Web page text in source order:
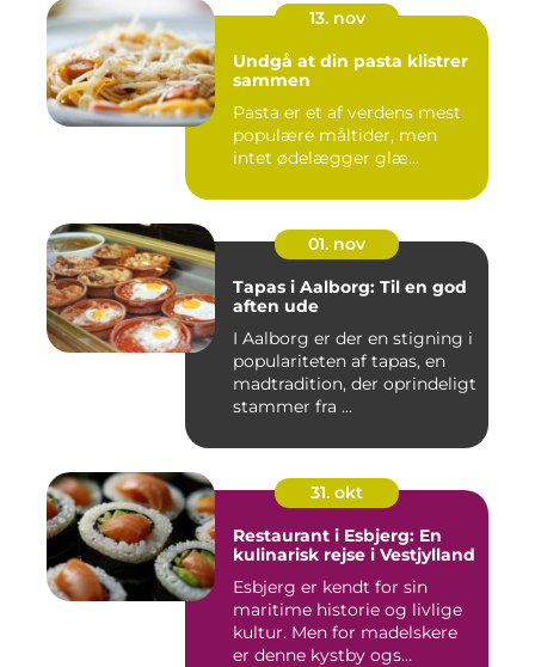
13. nov
Undgå at din pasta klistrer
sammen
Pasta er et af verdens mest
populære måltider, men
intet ødelægger glæ...
01. nov
Tapas i Aalborg: Til en god
aften ude
I Aalborg er der en stigning i
populariteten af tapas, en
madtradition, der oprindeligt
stammer fra ...
31. okt
Restaurant i Esbjerg: En
kulinarisk rejse i Vestjylland
Esbjerg er kendt for sin
maritime historie og livlige
kultur. Men for madelskere
er denne kystby ogs...